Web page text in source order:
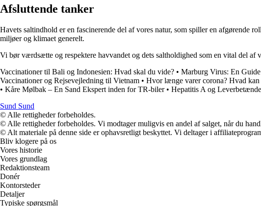
Afsluttende tanker
Havets saltindhold er en fascinerende del af vores natur, som spiller en afgørende
miljøer og klimaet generelt.
Vi bør værdsætte og respektere havvandet og dets saltholdighed som en vital del af
Vaccinationer til Bali og Indonesien: Hvad skal du vide? • Marburg Virus: En
Vaccinationer og Rejsevejledning til Vietnam • Hvor længe varer corona? Hvad
• Kåre Mølbak – En Sand Ekspert inden for TR-biler• Hepatitis A og
Sund Sund
© Alle rettigheder forbeholdes.
© Alle rettigheder forbeholdes. Vi modtager muligvis en andel af salget, når du
© Alt materiale på denne side er ophavsretligt beskyttet. Vi deltager i
Bliv klogere på os
Vores historie
Vores grundlag
Redaktionsteam
Donér
Kontorsteder
Detaljer
Typiske spørgsmål